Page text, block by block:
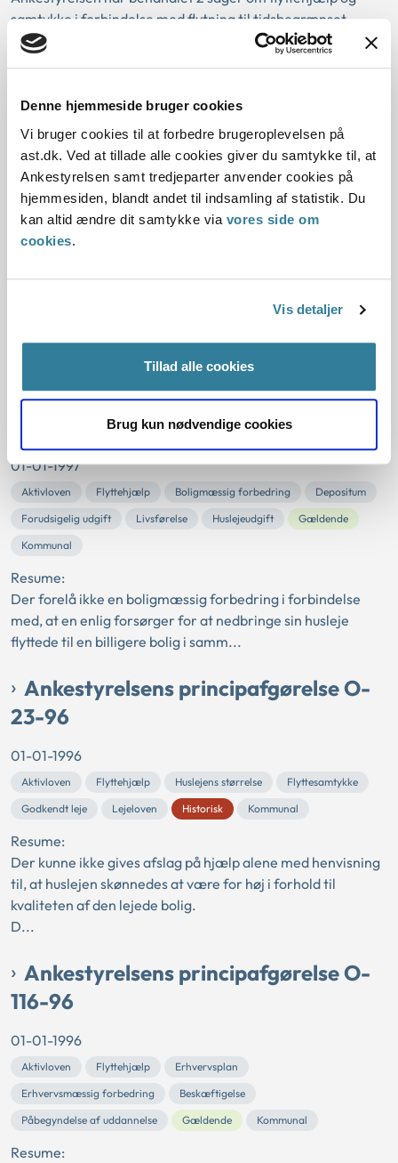
Denne hjemmeside bruger cookies
Vi bruger cookies til at forbedre brugeroplevelsen på
ast.dk. Ved at tillade alle cookies giver du samtykke til, at
Ankestyrelsen samt tredjeparter anvender cookies på
hjemmesiden, blandt andet til indsamling af statistik. Du
kan altid ændre dit samtykke via vores side om
cookies.
Vis detaljer
Tillad alle cookies
Brug kun nødvendige cookies
samtykke i forbindelse med flytning til tidsbegrænset
lejemål.
Ankestyrelsens principafgørelse O-
72-97
01-01-1997
Aktivloven Flyttehjælp
Udland
Særlig tilknytning til vedkommende land
Varigt arbejde
Ansøger var ikke berettiget til hjælp til flytteudgifter i
Ankestyrelsens principafgørelse O-
01-01-1997
Aktivloven Flyttehjælp Boligmæssig forbedring
Depositum
Forudsigelig udgift
Livsførelse Huslejeudgift
Gældende
Kommunal
Resume:
Der forelå ikke en boligmæssig forbedring i forbindelse
med, at en enlig forsørger for at nedbringe sin husleje
flyttede til en billigere bolig i samm...
Ankestyrelsens principafgørelse O-
23-96
01-01-1996
Aktivloven Flyttehjælp Huslejens størrelse
Flyttesamtykke
Godkendt leje
Lejeloven Historisk Kommunal
Resume:
Der kunne ikke gives afslag på hjælp alene med henvisning
til, at huslejen skønnedes at være for høj i forhold til
kvaliteten af den lejede bolig.
D...
Ankestyrelsens principafgørelse O-
116-96
01-01-1996
Aktivloven Flyttehjælp
Erhvervsplan
Erhvervsmæssig forbedring
Beskæftigelse
Påbegyndelse af uddannelse
Gældende Kommunal
Resume: